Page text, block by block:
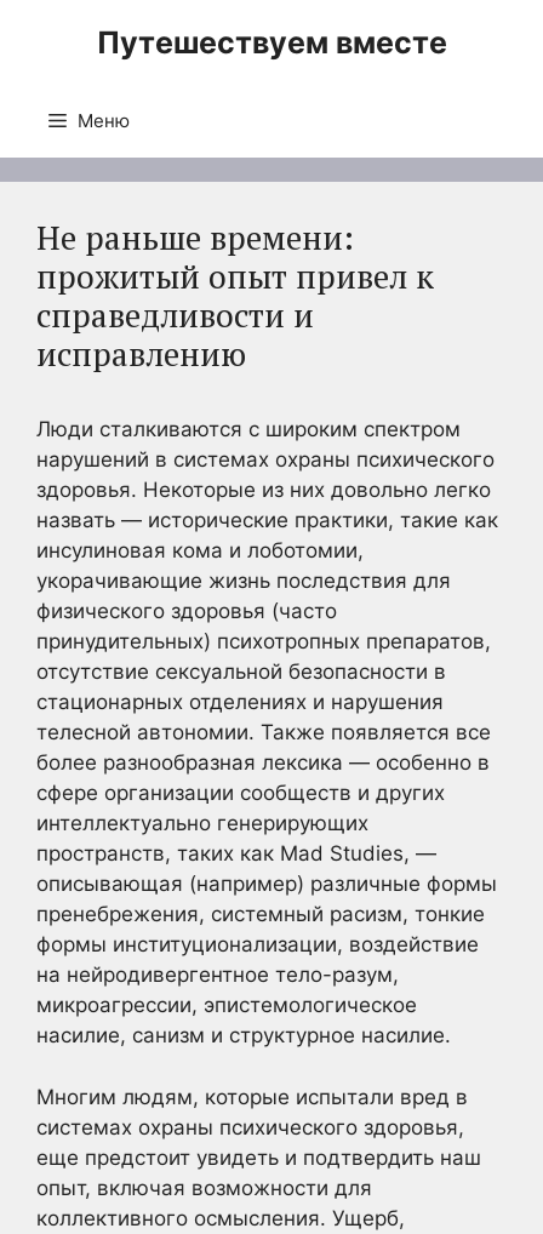
Путешествуем вместе
Меню
Не раньше времени:
прожитый опыт привел к
справедливости и
исправлению
Люди сталкиваются с широким спектром
нарушений в системах охраны психического
здоровья. Некоторые из них довольно легко
назвать — исторические практики, такие как
инсулиновая кома и лоботомии,
укорачивающие жизнь последствия для
физического здоровья (часто
принудительных) психотропных препаратов,
отсутствие сексуальной безопасности в
стационарных отделениях и нарушения
телесной автономии. Также появляется все
более разнообразная лексика — особенно в
сфере организации сообществ и других
интеллектуально генерирующих
пространств, таких как Mad Studies, —
описывающая (например) различные формы
пренебрежения, системный расизм, тонкие
формы институционализации, воздействие
на нейродивергентное тело-разум,
микроагрессии, эпистемологическое
насилие, санизм и структурное насилие.
Многим людям, которые испытали вред в
системах охраны психического здоровья,
еще предстоит увидеть и подтвердить наш
опыт, включая возможности для
коллективного осмысления. Ущерб,